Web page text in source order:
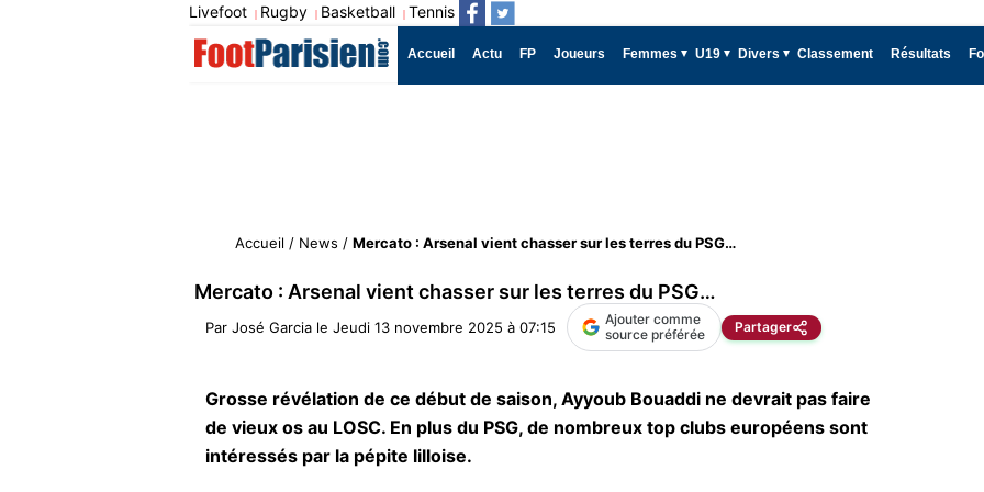
Livefoot | Rugby | Basketball | Tennis
Accueil Actu FP Joueurs Femmes U19 Divers Classement Résultats
Accueil / News / Mercato : Arsenal vient chasser sur les terres du PSG…
Mercato : Arsenal vient chasser sur les terres du PSG…
Par José Garcia le Jeudi 13 novembre 2025 à 07:15
Ajouter comme
source préférée
Partager
Grosse révélation de ce début de saison, Ayyoub Bouaddi ne devrait pas faire
de vieux os au LOSC. En plus du PSG, de nombreux top clubs européens sont
intéressés par la pépite lilloise.